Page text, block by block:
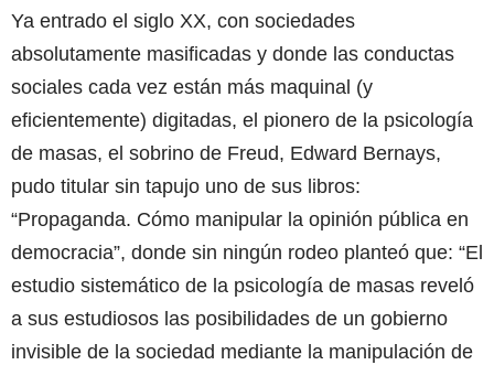
Ya entrado el siglo XX, con sociedades
absolutamente masificadas y donde las conductas
sociales cada vez están más maquinal (y
eficientemente) digitadas, el pionero de la psicología
de masas, el sobrino de Freud, Edward Bernays,
pudo titular sin tapujo uno de sus libros:
“Propaganda. Cómo manipular la opinión pública en
democracia”, donde sin ningún rodeo planteó que: “El
estudio sistemático de la psicología de masas reveló
a sus estudiosos las posibilidades de un gobierno
invisible de la sociedad mediante la manipulación de